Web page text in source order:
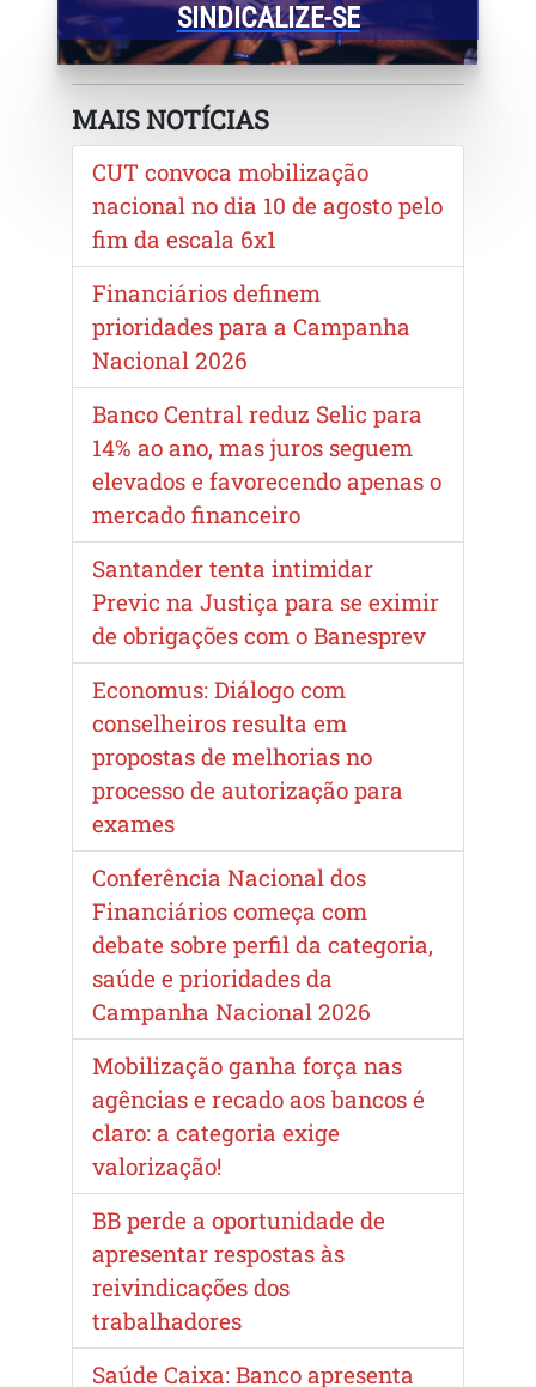
SINDICALIZE-SE
MAIS NOTÍCIAS
CUT convoca mobilização
nacional no dia 10 de agosto pelo
fim da escala 6x1
Financiários definem
prioridades para a Campanha
Nacional 2026
Banco Central reduz Selic para
14% ao ano, mas juros seguem
elevados e favorecendo apenas o
mercado financeiro
Santander tenta intimidar
Previc na Justiça para se eximir
de obrigações com o Banesprev
Economus: Diálogo com
conselheiros resulta em
propostas de melhorias no
processo de autorização para
exames
Conferência Nacional dos
Financiários começa com
debate sobre perfil da categoria,
saúde e prioridades da
Campanha Nacional 2026
Mobilização ganha força nas
agências e recado aos bancos é
claro: a categoria exige
valorização!
BB perde a oportunidade de
apresentar respostas às
reivindicações dos
trabalhadores
Saúde Caixa: Banco apresenta